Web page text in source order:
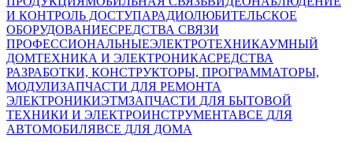
И КОНТРОЛЬ ДОСТУПАРАДИОЛЮБИТЕЛЬСКОЕ
ОБОРУДОВАНИЕСРЕДСТВА СВЯЗИ
ПРОФЕССИОНАЛЬНЫЕЭЛЕКТРОТЕХНИКАУМНЫЙ
ДОМТЕХНИКА И ЭЛЕКТРОНИКАСРЕДСТВА
РАЗРАБОТКИ, КОНСТРУКТОРЫ, ПРОГРАММАТОРЫ,
МОДУЛИЗАПЧАСТИ ДЛЯ РЕМОНТА
ЭЛЕКТРОНИКИЭТМЗАПЧАСТИ ДЛЯ БЫТОВОЙ
ТЕХНИКИ И ЭЛЕКТРОИНСТРУМЕНТАВСЕ ДЛЯ
АВТОМОБИЛЯВСЕ ДЛЯ ДОМА